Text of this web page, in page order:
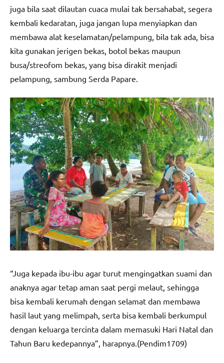
juga bila saat dilautan cuaca mulai tak bersahabat, segera
kembali kedaratan, juga jangan lupa menyiapkan dan
membawa alat keselamatan/pelampung, bila tak ada, bisa
kita gunakan jerigen bekas, botol bekas maupun
busa/streofom bekas, yang bisa dirakit menjadi
pelampung, sambung Serda Papare.
“Juga kepada ibu-ibu agar turut mengingatkan suami dan
anaknya agar tetap aman saat pergi melaut, sehingga
bisa kembali kerumah dengan selamat dan membawa
hasil laut yang melimpah, serta bisa kembali berkumpul
dengan keluarga tercinta dalam memasuki Hari Natal dan
Tahun Baru kedepannya”, harapnya.(Pendim1709)